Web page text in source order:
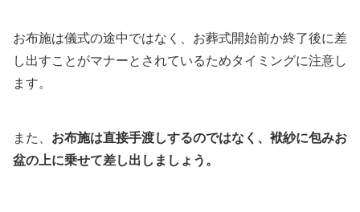
お布施は儀式の途中ではなく、お葬式開始前か終了後に差
し出すことがマナーとされているためタイミングに注意し
ます。
また、 お布施は直接手渡しするのではなく、袱紗に包みお
盆の上に乗せて差し出しましょう。